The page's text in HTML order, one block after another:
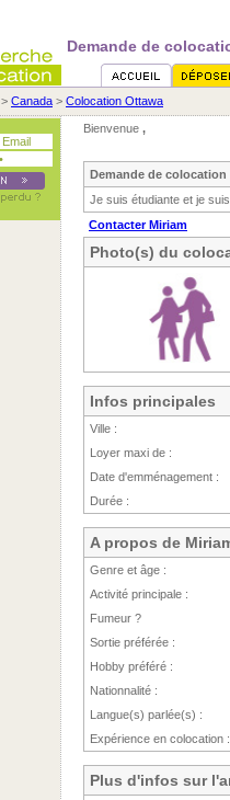
Demande de
> Canada > Colocation Ottawa
Bienvenue ,
Demande de colocation
Je suis étudiante et je
Contacter Miriam
Photo(s) du
Infos principales
Ville :
Loyer maxi de :
Date d'emménagement :
Durée :
A propos de
Genre et âge :
Activité principale :
Fumeur ?
Sortie préférée :
Hobby préféré :
Nationnalité :
Langue(s) parlée(s) :
Expérience en colocation :
Plus d'infos sur